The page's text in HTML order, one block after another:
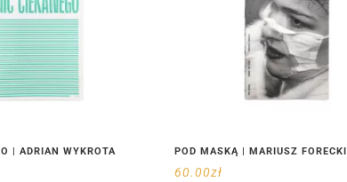
| ADRIAN WYKROTA POD MASKĄ | MARIUSZ FORECKI
60.00zł